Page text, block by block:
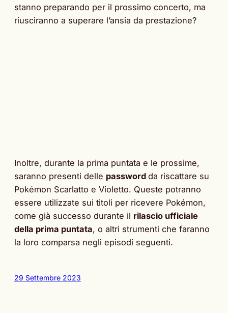
stanno preparando per il prossimo concerto, ma
riusciranno a superare l’ansia da prestazione?
Inoltre, durante la prima puntata e le prossime,
saranno presenti delle password da riscattare su
Pokémon Scarlatto e Violetto. Queste potranno
essere utilizzate sui titoli per ricevere Pokémon,
come già successo durante il rilascio ufficiale
della prima puntata, o altri strumenti che faranno
la loro comparsa negli episodi seguenti.
29 Settembre 2023